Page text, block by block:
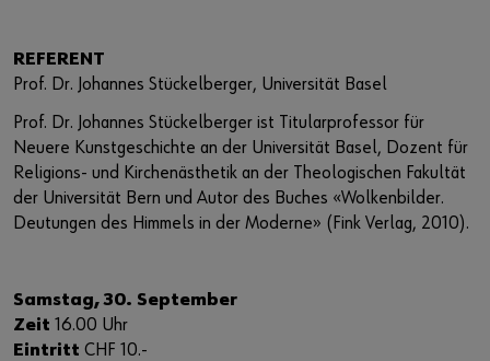
REFERENT
Prof. Dr. Johannes Stückelberger, Universität Basel
Prof. Dr. Johannes Stückelberger ist Titularprofessor für
Neuere Kunstgeschichte an der Universität Basel, Dozent für
Religions- und Kirchenästhetik an der Theologischen Fakultät
der Universität Bern und Autor des Buches «Wolkenbilder.
Deutungen des Himmels in der Moderne» (Fink Verlag, 2010).
Samstag, 30. September
Zeit 16.00 Uhr
Eintritt CHF 10.-